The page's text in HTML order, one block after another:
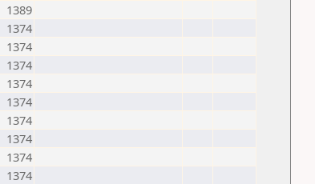
1389
1374
1374
1374
1374
1374
1374
1374
1374
1374